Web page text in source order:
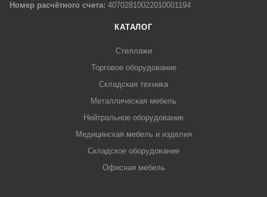
Номер расчётного счета: 40702810022010001194
КАТАЛОГ
Стеллажи
Торговое оборудование
Складская техника
Металлическая мебель
Нейтральное оборудование
Медицинская мебель и изделия
Складское оборудование
Офисная мебель